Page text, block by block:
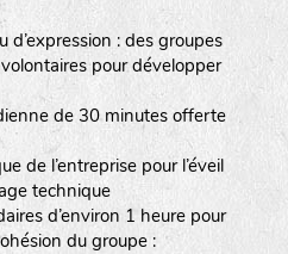
d’expression : des groupes
pour développer
de 30 minutes offerte
de l’entreprise pour l’éveil
technique
d’environ 1 heure pour
du groupe :